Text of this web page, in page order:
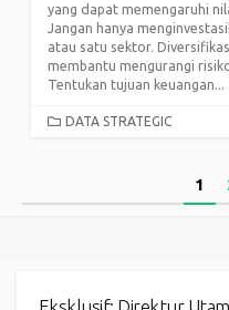
yang dapat memengaruhi
Jangan hanya
atau satu sektor.
membantu mengurangi
Tentukan tujuan keuangan...
CATEGORIES
DATA STRATEGIC
1